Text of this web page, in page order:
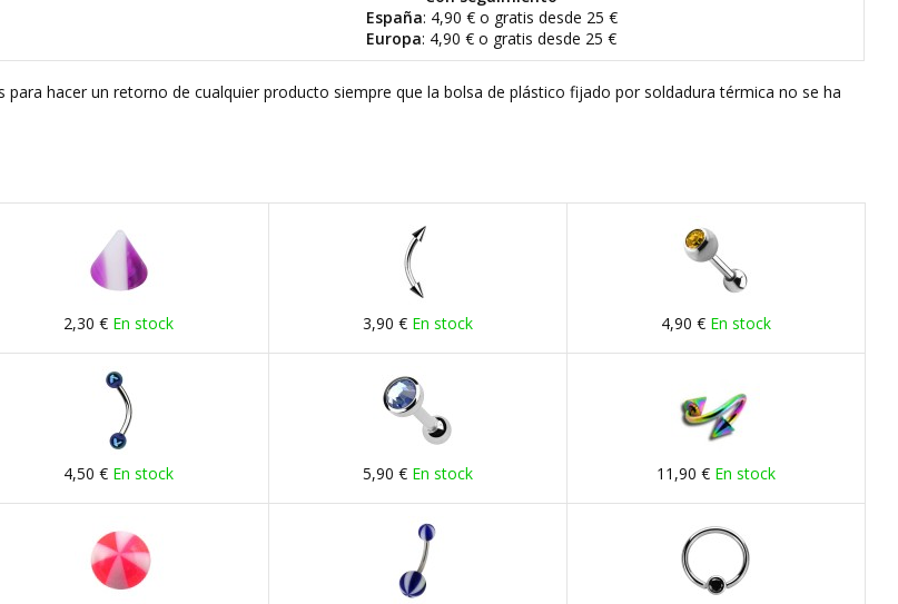
España: 4,90 € o gratis desde 25 €
Europa: 4,90 € o gratis desde 25 €
para hacer un retorno de cualquier producto siempre que la bolsa de plástico fijado por soldadura térmica no se ha
2,30 € En stock 3,90 € En stock 4,90 € En stock
4,50 € En stock 5,90 € En stock 11,90 € En stock